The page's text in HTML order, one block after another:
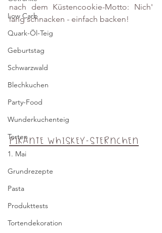
Low Carb
Quark-Öl-Teig
Geburtstag
Schwarzwald
Blechkuchen
Party-Food
Wunderkuchenteig
Torten
1. Mai
Grundrezepte
Pasta
Produkttests
Tortendekoration
nach dem Küstencookie-Motto: Nich'
lang schnacken - einfach backen!
Pikante Whiskey-Sternchen